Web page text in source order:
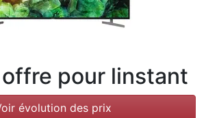
pour linstant
évolution des prix